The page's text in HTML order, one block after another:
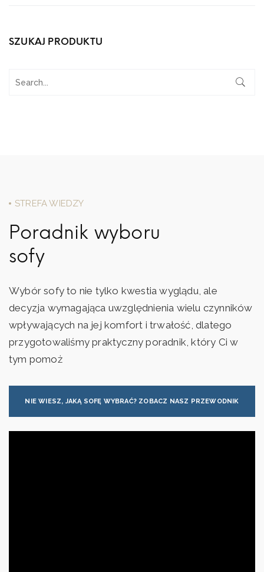
SZUKAJ PRODUKTU
STREFA WIEDZY
Poradnik wyboru
sofy
Wybór sofy to nie tylko kwestia wyglądu, ale
decyzja wymagająca uwzględnienia wielu czynników
wpływających na jej komfort i trwałość, dlatego
przygotowaliśmy praktyczny poradnik, który Ci w
tym pomoż
NIE WIESZ, JAKĄ SOFĘ WYBRAĆ? ZOBACZ NASZ PRZEWODNIK